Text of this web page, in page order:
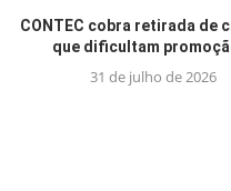
CONTEC cobra retirada de
que dificultam
31 de julho de 2026